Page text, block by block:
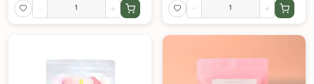
- + - +